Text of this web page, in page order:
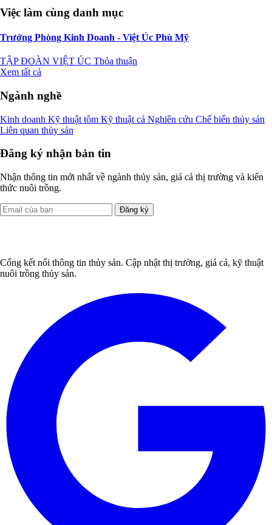
Việc làm cùng danh mục
Trưởng Phòng Kinh Doanh - Việt Úc Phù Mỹ
TẬP ĐOÀN VIỆT ÚC Thỏa thuận
Xem tất cả
Ngành nghề
Kinh doanh Kỹ thuật tôm Kỹ thuật cá Nghiên cứu Chế biến thủy sản
Liên quan thủy sản
Đăng ký nhận bản tin
Nhận thông tin mới nhất về ngành thủy sản, giá cả thị trường và kiến
thức nuôi trồng.
Đăng ký
Cổng kết nối thông tin thủy sản. Cập nhật thị trường, giá cả, kỹ thuật
nuôi trồng thủy sản.